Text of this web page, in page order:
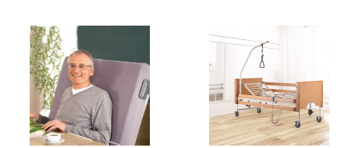
תמיכה בקנייה זו, מהו שיעור
ההשתתפות וכיצד מתבצע